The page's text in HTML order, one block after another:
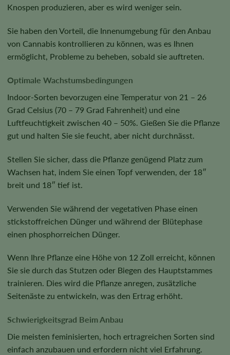
Knospen produzieren, aber es wird weniger sein.
Sie haben den Vorteil, die Innenumgebung für den Anbau
von Cannabis kontrollieren zu können, was es Ihnen
ermöglicht, Probleme zu beheben, sobald sie auftreten.
Optimale Wachstumsbedingungen
Indoor-Sorten bevorzugen eine Temperatur von 21 – 26
Grad Celsius (70 – 79 Grad Fahrenheit) und eine
Luftfeuchtigkeit zwischen 40 – 50%. Gießen Sie die Pflanze
gut und halten Sie sie feucht, aber nicht durchnässt.
Stellen Sie sicher, dass die Pflanze genügend Platz zum
Wachsen hat, indem Sie einen Topf verwenden, der 18″
breit und 18″ tief ist.
Verwenden Sie während der vegetativen Phase einen
stickstoffreichen Dünger und während der Blütephase
einen phosphorreichen Dünger.
Wenn Ihre Pflanze eine Höhe von 12 Zoll erreicht, können
Sie sie durch das Stutzen oder Biegen des Hauptstammes
trainieren. Dies wird die Pflanze anregen, zusätzliche
Seitenäste zu entwickeln, was den Ertrag erhöht.
Schwierigkeitsgrad Beim Anbau
Die meisten feminisierten, hoch ertragreichen Sorten sind
einfach anzubauen und erfordern nicht viel Erfahrung.